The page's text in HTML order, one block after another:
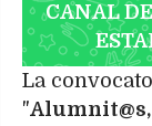
CANAL
La
"